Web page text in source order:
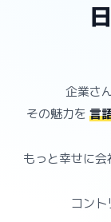
企業さ
その魅力を 言
もっと幸せに
コント